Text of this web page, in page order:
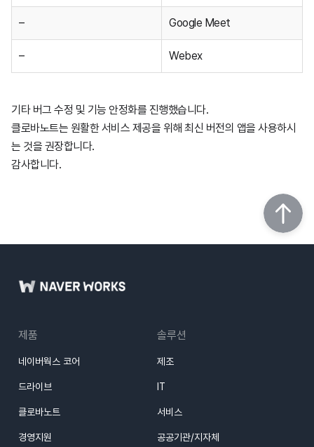
4월10일
1월21일
6월11일
5월28일
2월20일
1월5일
7월13일
4월6일
3월7일
2월20일
2월16일
5월30일
5월26일
2월4일
1월20일
8월5일
7월8일
6월24일
4월21일
4월20일
2월19일
2월8일
8월25일
6월18일
4월28일
4월21일
2월6일
9월25일
7월25일
7월23일
5월30일
4월17일
2월26일
11월21일
11월8일
10월11일
7월19일
4월19일
6월19일
5월16일
5월8일
3월14일
2월13일
7월24일
7월18일
6월13일
4월25일
4월4일
2월21일
1월22일
9월6일
9월4일
6월4일
– Google Meet
– Webex
기타 버그 수정 및 기능 안정화를 진행했습니다.
클로바노트는 원활한 서비스 제공을 위해 최신 버전의 앱을 사용하시
는 것을 권장합니다.
감사합니다.
제품
네이버웍스 코어
드라이브
클로바노트
경영지원
솔루션
제조
IT
서비스
공공기관/지자체